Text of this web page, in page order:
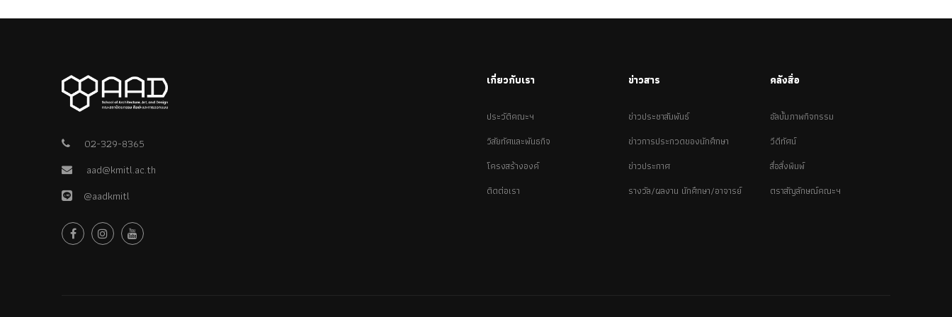
02-329-8365
aad@kmitl.ac.th
@aadkmitl
เกี่ยวกับเรา
ประวัติคณะฯ
วิสัยทัศและพันธกิจ
โครงสร้างองค์
ติดต่อเรา
ข่าวสาร
ข่าวประชาสัมพันธ์
ข่าวการประกวดของนักศึกษา
ข่าวประกาศ
รางวัล/ผลงาน นักศึกษา/อาจารย์
คลังสื่อ
อัลบั้มภาพกิจกรรม
วีดีทัศน์
สื่อสิ่งพิมพ์
ตราสัญลักษณ์คณะฯ